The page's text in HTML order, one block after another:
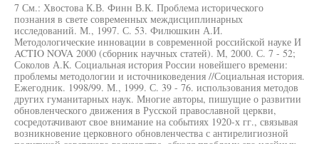
7 См.: Хвостова К.В. Финн В.К. Проблема исторического
познания в свете современных междисциплинарных
исследований. М., 1997. С. 53. Филюшкин А.И.
Методологические инновации в современной российской науке И
ACTIO NOVA 2000 (сборник научных статей). М, 2000. С. 7 - 52;
Соколов А.К. Социальная история России новейшего времени:
проблемы методологии и источниковедения //Социальная история.
Ежегодник. 1998/99. М., 1999. С. 39 - 76. использования методов
других гуманитарных наук. Многие авторы, пишущие о развитии
обновленческого движения в Русской православной церкви,
сосредотачивают свое внимание на событиях 1920-х гг., связывая
возникновение церковного обновленчества с антирелигиозной